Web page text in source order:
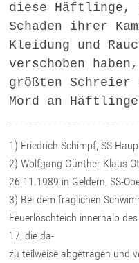
diese Häftlinge,
Schaden ihrer
Kleidung und
verschoben
größten Schreier
Mord an
1) Friedrich Schimpf, SS-
2) Wolfgang Günther Klaus
26.11.1989 in Geldern, SS-
3) Bei dem fraglichen
Feuerlöschteich innerhalb
17, die da-
zu teilweise abgetragen und